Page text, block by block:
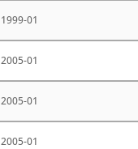
1999-01
2005-01
2005-01
2005-01